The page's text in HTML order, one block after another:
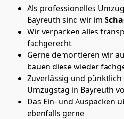
Als professionelles
Bayreuth sind wir im
Wir verpacken alles
fachgerecht
Gerne demontieren wir
bauen diese wieder
Zuverlässig und
Umzugstag in Bayreuth
Das Ein- und Auspacken
ebenfalls gerne